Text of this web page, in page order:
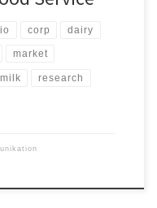
corp dairy
market
milk research